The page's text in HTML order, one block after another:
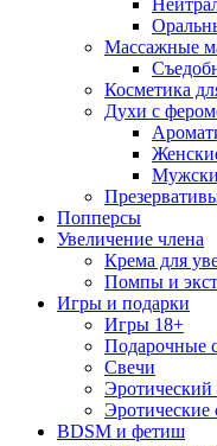
Массажные
Косметика
Духи с
Попперсы
Увеличение члена
Крема для
Помпы и
Игры и подарки
Игры 18+
Подарочные
Свечи
Эротический
Эротические
BDSM и фетиш